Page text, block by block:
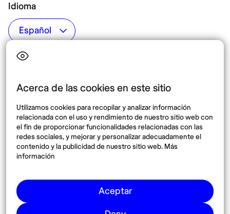
Acerca de las cookies en este sitio
Utilizamos cookies para recopilar y analizar información
relacionada con el uso y rendimiento de nuestro sitio web con
el fin de proporcionar funcionalidades relacionadas con las
redes sociales, y mejorar y personalizar adecuadamente el
contenido y la publicidad de nuestro sitio web. Más
información
Aceptar
Idioma
Top destinos
México
España
Destinos
Síguenos
Pinterest